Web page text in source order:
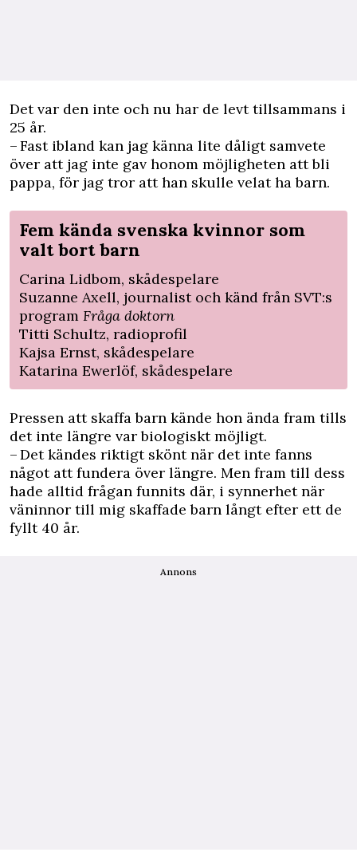
Det var den inte och nu har de levt tillsammans i
25 år.
– Fast ibland kan jag känna lite dåligt samvete
över att jag inte gav honom möjligheten att bli
pappa, för jag tror att han skulle velat ha barn.
Fem kända svenska kvinnor som
valt bort barn
Carina Lidbom, skådespelare
Suzanne Axell, journalist och känd från SVT:s
program Fråga doktorn
Titti Schultz, radioprofil
Kajsa Ernst, skådespelare
Katarina Ewerlöf, skådespelare
Pressen att skaffa barn kände hon ända fram tills
det inte längre var biologiskt möjligt.
– Det kändes riktigt skönt när det inte fanns
något att fundera över längre. Men fram till dess
hade alltid frågan funnits där, i synnerhet när
väninnor till mig skaffade barn långt efter ett de
fyllt 40 år.
Annons